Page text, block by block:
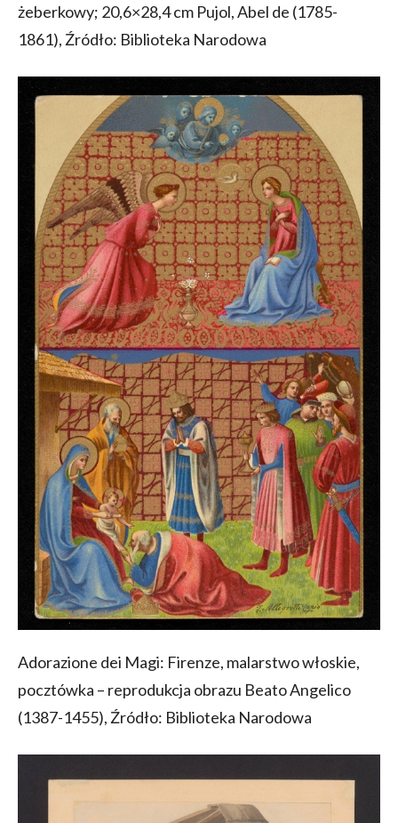
żeberkowy; 20,6×28,4 cm Pujol, Abel de (1785-
1861), Źródło: Biblioteka Narodowa
Adorazione dei Magi: Firenze, malarstwo włoskie,
pocztówka – reprodukcja obrazu Beato Angelico
(1387-1455), Źródło: Biblioteka Narodowa